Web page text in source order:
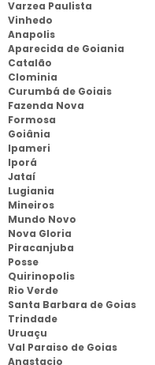
Varzea Paulista
Vinhedo
Anapolis
Aparecida de Goiania
Catalão
Clominia
Curumbá de Goiais
Fazenda Nova
Formosa
Goiânia
Ipameri
Iporá
Jataí
Lugiania
Mineiros
Mundo Novo
Nova Gloria
Piracanjuba
Posse
Quirinopolis
Rio Verde
Santa Barbara de Goias
Trindade
Uruaçu
Val Paraiso de Goias
Anastacio